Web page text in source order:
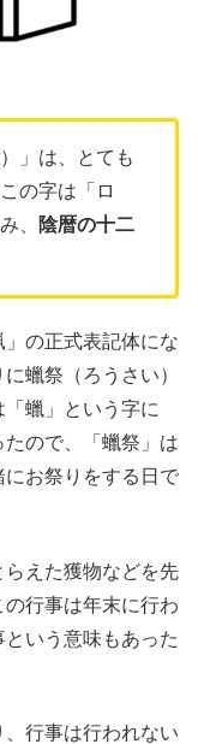
」は、とても
の字は「ロ
、
陰暦の十二
の正式表記体にな
蠟祭（ろうさい）
蠟」という字に
たので、「蠟祭」は
お祭りをする日で
らえた獲物などを先
行事は年末に行わ
いう意味もあった
行事は行われない